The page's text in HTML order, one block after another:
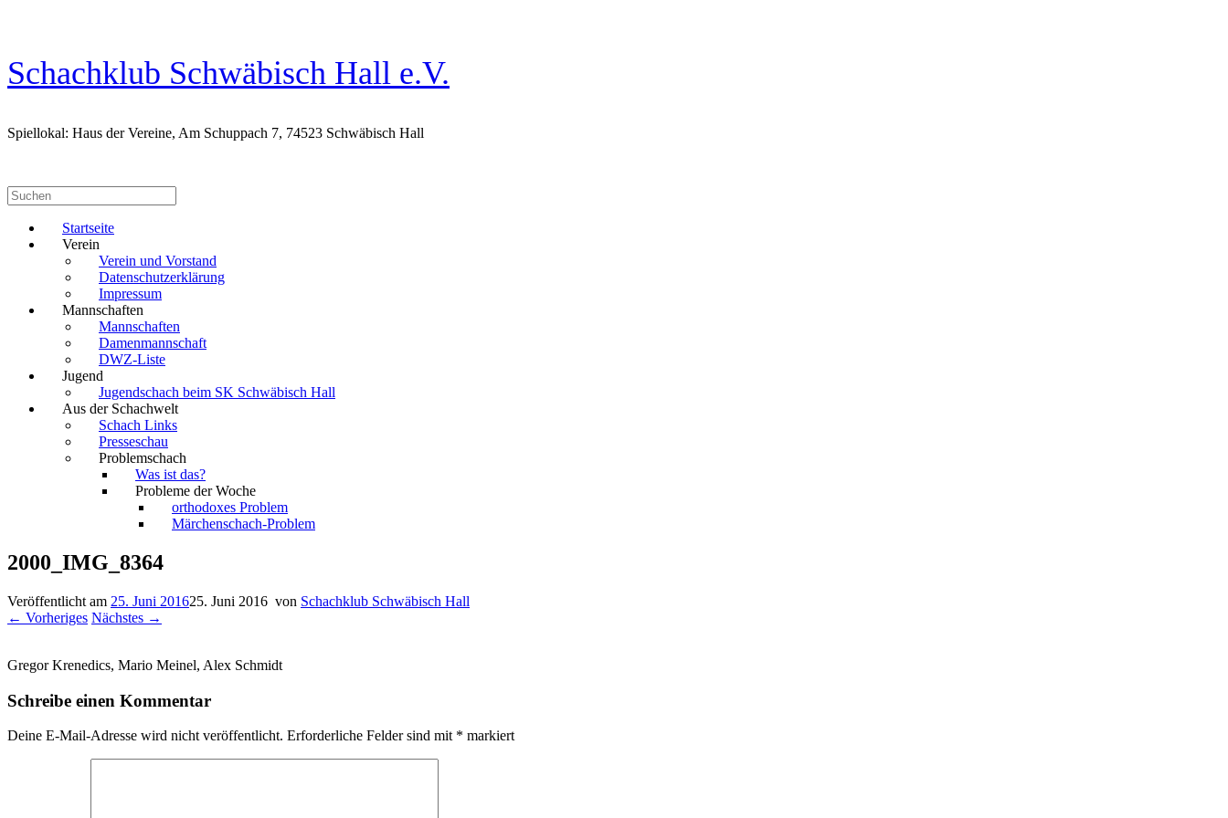
Schachklub Schwäbisch Hall e.V.
Spiellokal: Haus der Vereine, Am Schuppach 7, 74523 Schwäbisch Hall
Suchen
nach:
Startseite
Verein
Verein und Vorstand
Datenschutzerklärung
Impressum
Mannschaften
Mannschaften
Damenmannschaft
DWZ-Liste
Jugend
Jugendschach beim SK Schwäbisch Hall
Aus der Schachwelt
Schach Links
Presseschau
Problemschach
Was ist das?
Probleme der Woche
orthodoxes Problem
Märchenschach-Problem
2000_IMG_8364
Veröffentlicht am 25. Juni 201625. Juni 2016 von Schachklub Schwäbisch Hall
← Vorheriges Nächstes →
Gregor Krenedics, Mario Meinel, Alex Schmidt
Schreibe einen Kommentar
Deine E-Mail-Adresse wird nicht veröffentlicht. Erforderliche Felder sind mit * markiert